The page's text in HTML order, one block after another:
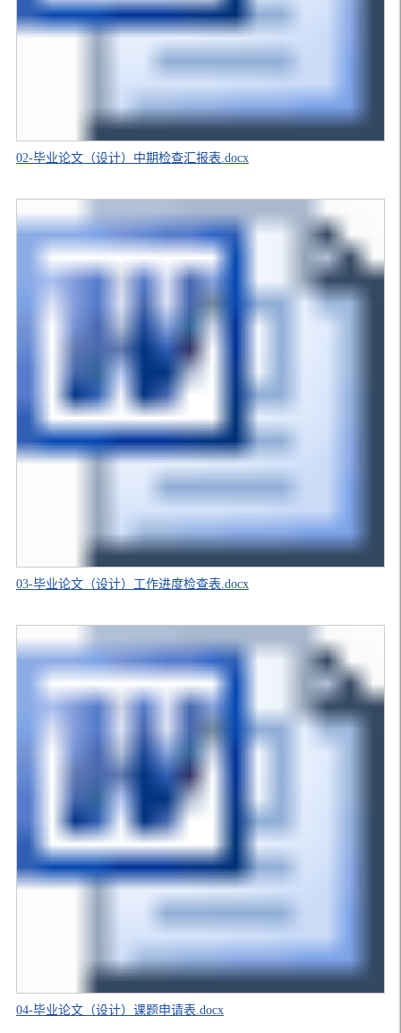
02-毕业论文（设计）中期检查汇报表.docx
03-毕业论文（设计）工作进度检查表.docx
04-毕业论文（设计）课题申请表.docx